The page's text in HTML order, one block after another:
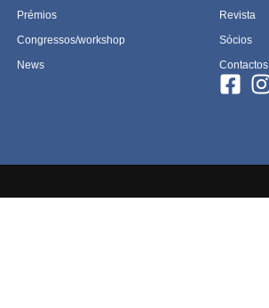
Prémios
Congressos/workshop
News
Revista
Sócios
Contactos